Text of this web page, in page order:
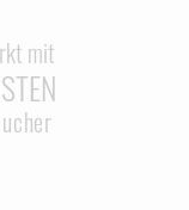
mit